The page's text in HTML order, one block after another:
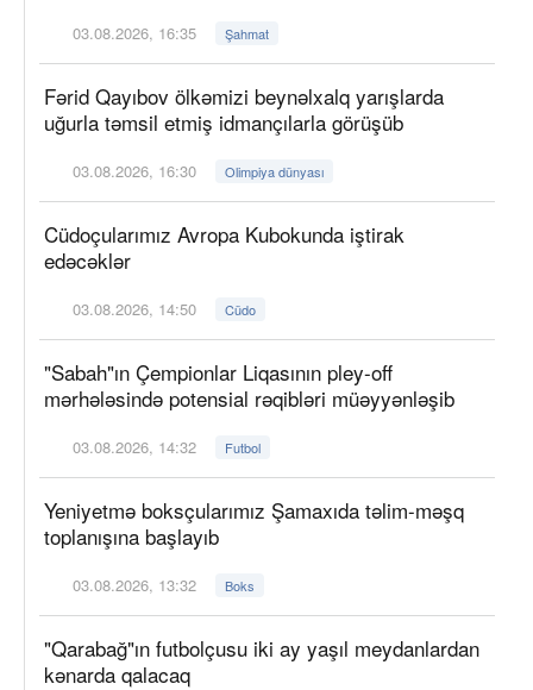
03.08.2026, 16:35 Şahmat
Fərid Qayıbov ölkəmizi beynəlxalq yarışlarda
uğurla təmsil etmiş idmançılarla görüşüb
03.08.2026, 16:30 Olimpiya dünyası
Cüdoçularımız Avropa Kubokunda iştirak
edəcəklər
03.08.2026, 14:50 Cüdo
"Sabah"ın Çempionlar Liqasının pley-off
mərhələsində potensial rəqibləri müəyyənləşib
03.08.2026, 14:32 Futbol
Yeniyetmə boksçularımız Şamaxıda təlim-məşq
toplanışına başlayıb
03.08.2026, 13:32 Boks
"Qarabağ"ın futbolçusu iki ay yaşıl meydanlardan
kənarda qalacaq